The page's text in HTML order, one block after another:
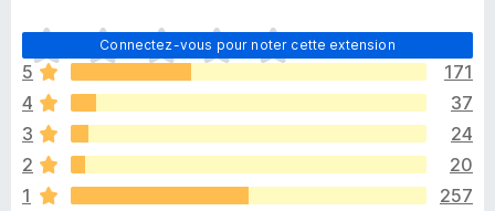
Connectez-vous pour noter cette extension
I
l
n
’
y
a
a
u
5
171
4
37
3
24
2
20
1
257